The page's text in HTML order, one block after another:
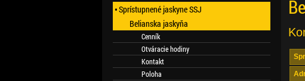
Sprístupnené jaskyne SSJ
Belianska jaskyňa
Cenník
Otváracie hodiny
Kontakt
Poloha